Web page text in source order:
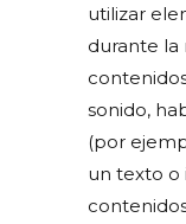
utilizar
durante la
sonido,
(por
un texto o